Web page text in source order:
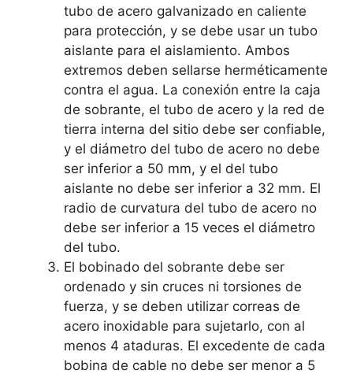
tubo de acero galvanizado en caliente
para protección, y se debe usar un tubo
aislante para el aislamiento. Ambos
extremos deben sellarse herméticamente
contra el agua. La conexión entre la caja
de sobrante, el tubo de acero y la red de
tierra interna del sitio debe ser confiable,
y el diámetro del tubo de acero no debe
ser inferior a 50 mm, y el del tubo
aislante no debe ser inferior a 32 mm. El
radio de curvatura del tubo de acero no
debe ser inferior a 15 veces el diámetro
del tubo.
El bobinado del sobrante debe ser
ordenado y sin cruces ni torsiones de
fuerza, y se deben utilizar correas de
acero inoxidable para sujetarlo, con al
menos 4 ataduras. El excedente de cada
bobina de cable no debe ser menor a 5